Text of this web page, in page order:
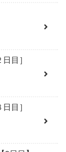
目］
目］